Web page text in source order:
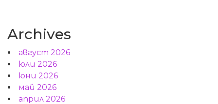
Archives
август 2026
юли 2026
юни 2026
май 2026
април 2026